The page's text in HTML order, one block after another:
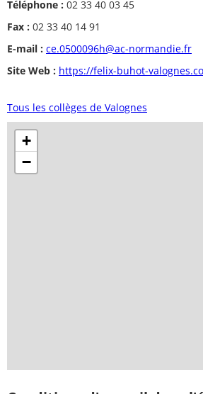
Téléphone : 02 33 40 03 45
Fax : 02 33 40 14 91
E-mail : ce.0500096h@ac-normandie.fr
Site Web : https://felix-buhot-
Tous les collèges de Valognes
+
−